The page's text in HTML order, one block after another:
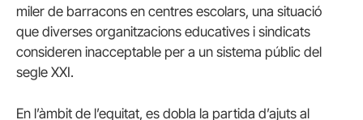
miler de barracons en centres escolars, una situació
que diverses organitzacions educatives i sindicats
consideren inacceptable per a un sistema públic del
segle XXI.
En l’àmbit de l’equitat, es dobla la partida d’ajuts al